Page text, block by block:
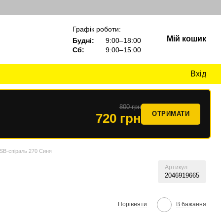
Графік роботи:
Будні:
9:00–18:00
Сб:
9:00–15:00
Мій кошик
Вхід
800 грн
720 грн ОТРИМАТИ
спіраль 270 Синя
Артикул
2046919665
Порівняти В бажання